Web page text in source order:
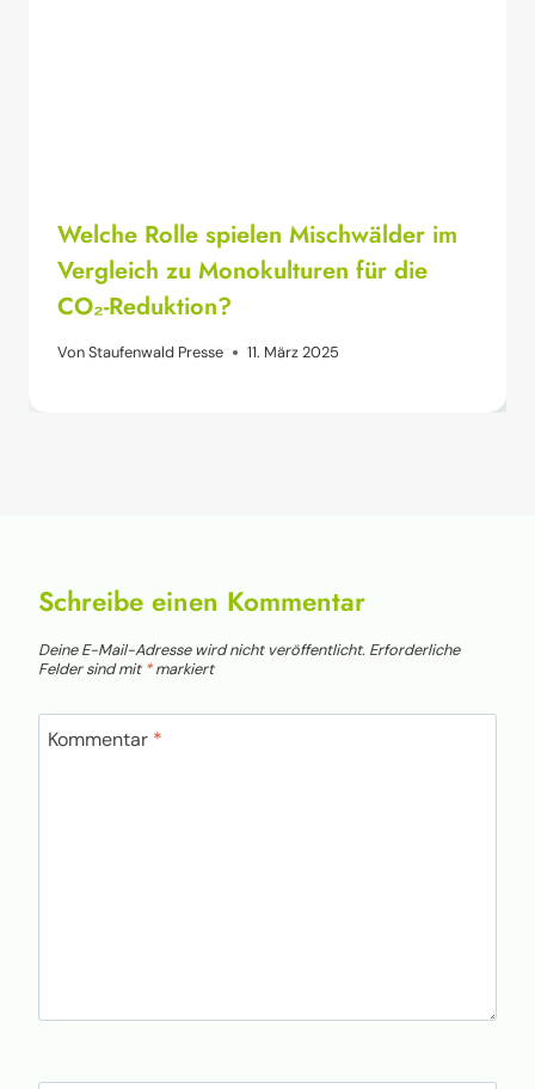
Welche Rolle spielen Mischwälder im
Vergleich zu Monokulturen für die
CO₂-Reduktion?
VonStaufenwald Presse 11. März 2025
Schreibe einen Kommentar
Deine E-Mail-Adresse wird nicht veröffentlicht. Erforderliche
Felder sind mit *markiert
Kommentar *